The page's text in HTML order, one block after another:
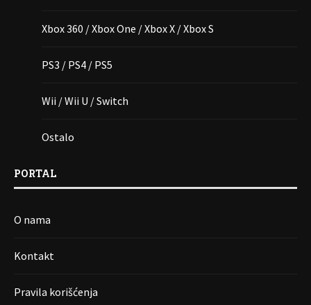
Xbox 360 / Xbox One / Xbox X / Xbox S
PS3 / PS4 / PS5
Wii / Wii U / Switch
Ostalo
PORTAL
O nama
Kontakt
Pravila korišćenja